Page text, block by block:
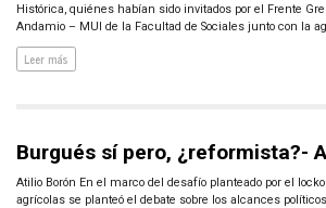
Histórica, quiénes habían sido invitados por el Frente
Andamio – MUI de la Facultad de Sociales junto con la
Leer más
Burgués sí pero, ¿reformista?-
Atilio Borón En el marco del desafío planteado por el
agrícolas se planteó el debate sobre los alcances